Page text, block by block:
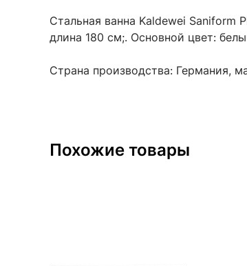
Стальная ванна Kaldewei Saniform
длина 180 см;. Основной цвет:
Страна производства: Германия,
Похожие товары